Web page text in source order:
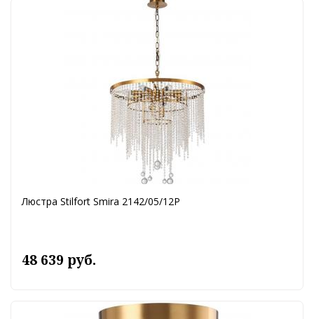
Люстра Stilfort Smira 2142/05/12P
48 639 руб.